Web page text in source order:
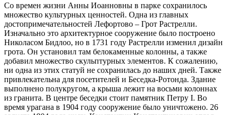
Со времен жизни Анны Иоанновны в парке сохранилось
множество культурных ценностей. Одна из главных
достопримечательностей Лефортово – Грот Растрелли.
Изначально это архитектурное сооружение было построено
Николасом Бидлоо, но в 1731 году Растрелли изменил дизайн
грота. Он установил там белокаменные колонны, а также
добавил множество скульптурных элементов. К сожалению,
ни одна из этих статуй не сохранилась до наших дней. Также
привлекательна для посетителей и Беседка-Ротонда. Здание
выполнено полукругом, а крыша лежит на восьми колоннах
из гранита. В центре беседки стоит памятник Петру I. Во
время урагана в 1904 году сооружение было уничтожено. 26